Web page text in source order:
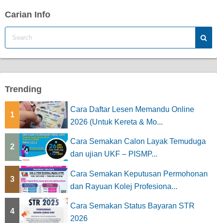
Carian Info
Trending
1
Cara Daftar Lesen Memandu Online
2026 (Untuk Kereta & Mo...
2
Cara Semakan Calon Layak Temuduga
dan ujian UKF – PISMP...
3
Cara Semakan Keputusan Permohonan
dan Rayuan Kolej Profesiona...
4
Cara Semakan Status Bayaran STR
2026